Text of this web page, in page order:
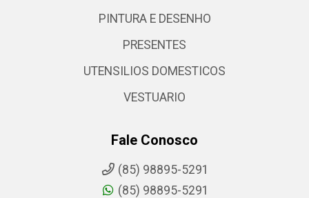
PINTURA E DESENHO
PRESENTES
UTENSILIOS DOMESTICOS
VESTUARIO
Fale Conosco
(85) 98895-5291
(85) 98895-5291